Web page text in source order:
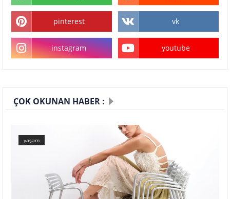
pinterest vk
instagram youtube
ÇOK OKUNAN HABER :
yaşam